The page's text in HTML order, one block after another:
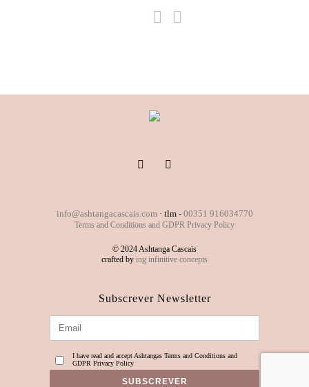
info@ashtangacascais.com · tlm - 00351 916034770
Terms and Conditions and GDPR Privacy Policy
© 2024 Ashtanga Cascais
crafted by ing infinitive concepts
Subscrever Newsletter
I have read and accept Ashtangas Terms and Conditions and
GDPR Privacy Policy